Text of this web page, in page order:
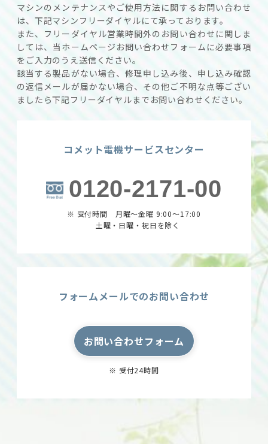
ください。
マシンのメンテナンスやご使用方法に関するお問い合わせ
は、下記マシンフリーダイヤルにて承っております。
また、フリーダイヤル営業時間外のお問い合わせに関しま
しては、当ホームページお問い合わせフォームに必要事項
をご入力のうえ送信ください。
該当する製品がない場合、修理申し込み後、申し込み確認
の返信メールが届かない場合、その他ご不明な点等ござい
ましたら下記フリーダイヤルまでお問い合わせください。
コメット電機サービスセンター
0120-2171-00
※ 受付時間 月曜～金曜 9:00～17:00
土曜・日曜・祝日を除く
フォームメールでのお問い合わせ
お問い合わせフォーム
※ 受付24時間